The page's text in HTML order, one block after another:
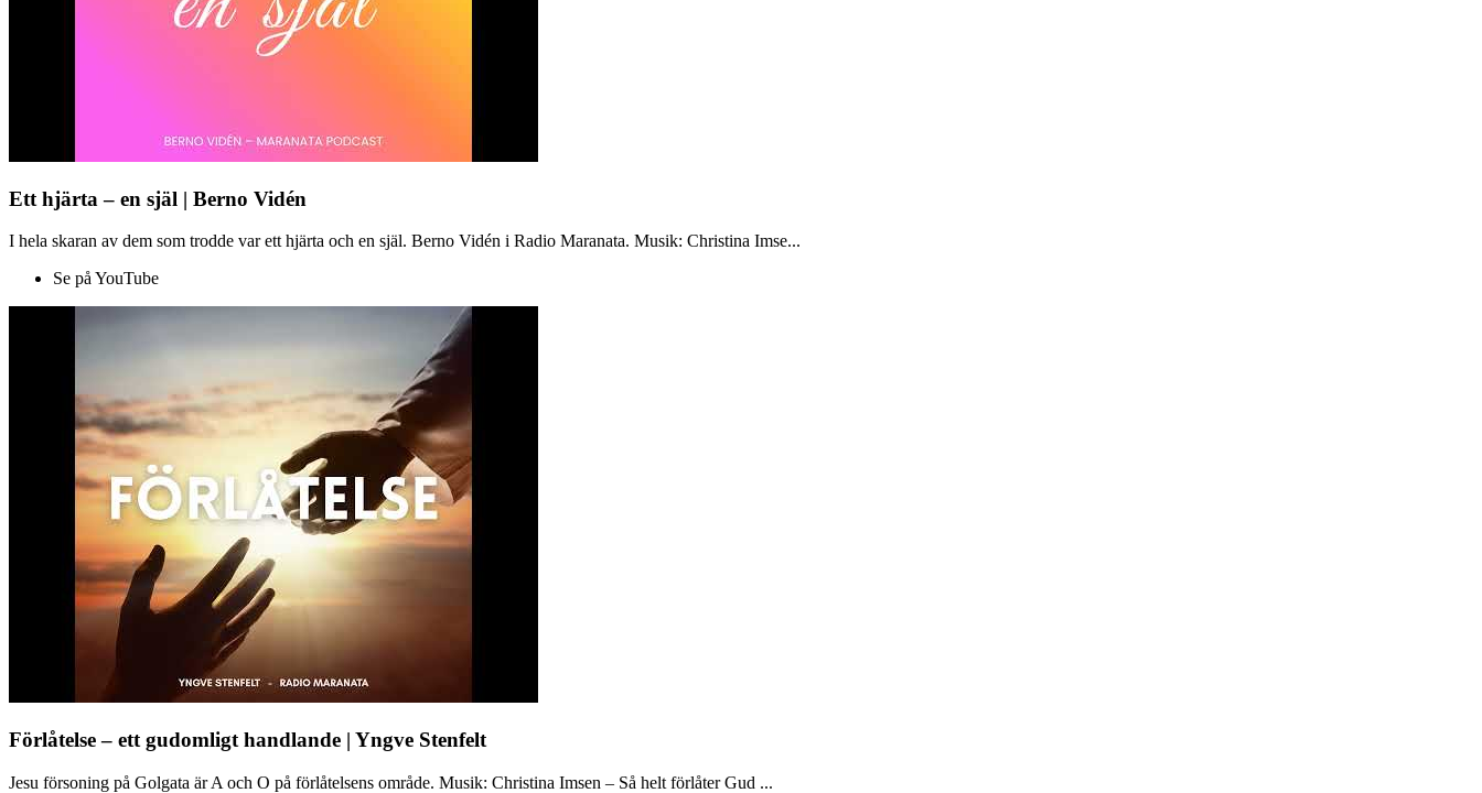
Ett hjärta – en själ | Berno Vidén
I hela skaran av dem som trodde var ett hjärta och en själ. Berno Vidén i Radio Maranata. Musik: Christina Imse...
Se på YouTube
Förlåtelse – ett gudomligt handlande | Yngve Stenfelt
Jesu försoning på Golgata är A och O på förlåtelsens område. Musik: Christina Imsen – Så helt förlåter Gud ...